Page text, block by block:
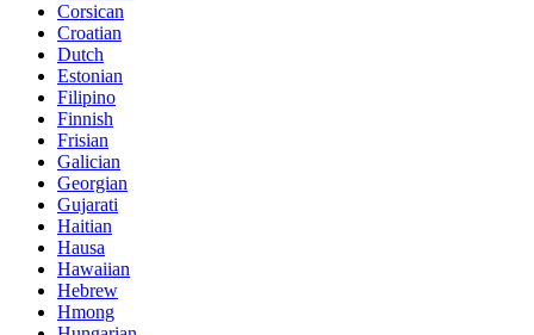
Corsican
Croatian
Dutch
Estonian
Filipino
Finnish
Frisian
Galician
Georgian
Gujarati
Haitian
Hausa
Hawaiian
Hebrew
Hmong